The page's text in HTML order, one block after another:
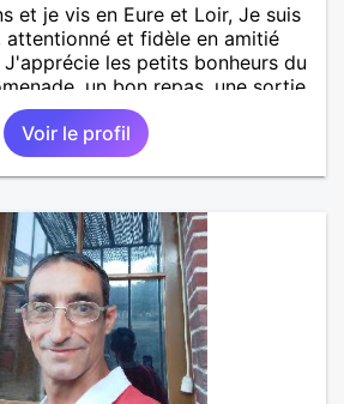
et je vis en Eure et Loir, Je suis
attentionné et fidèle en amitié
les petits bonheurs du
un bon repas, une sortie,
ou un moment de détente à
une femme douce,
avec qui partager des
de rire et de confiance. Je
qu'il n'est jamais trop tard pour
histoire. Si vous aimez les
les valeurs de respect et de
faire connaissance autour
balade, sans précipitation et
le reste. Au plaisir de vous lire.
Voir le profil